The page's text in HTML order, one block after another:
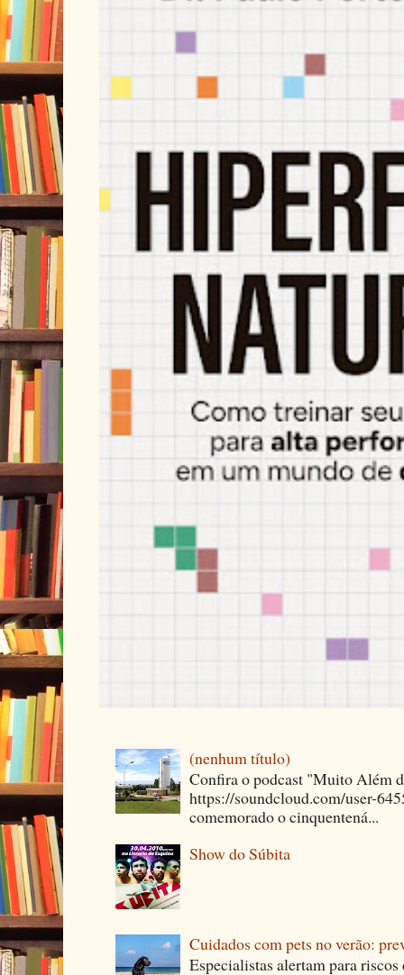
(nenhum título)
Confira o podcast "Muito Além
https://soundcloud.com/user-
comemorado o cinquentená...
Show do Súbita
Cuidados com pets no verão:
Especialistas alertam para